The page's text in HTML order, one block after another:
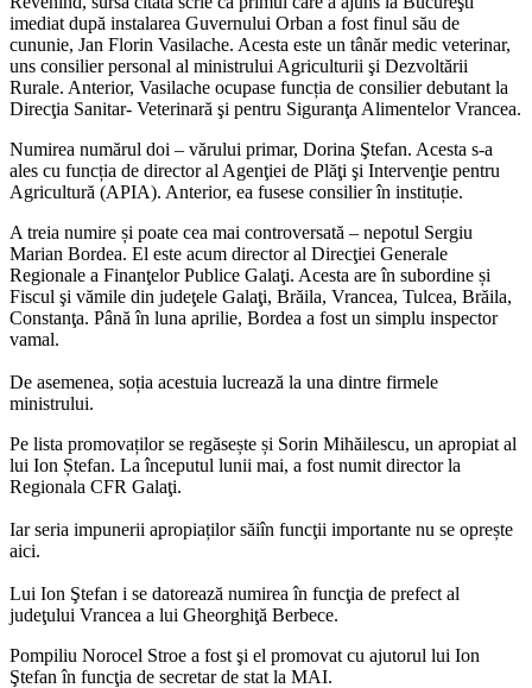
imediat după instalarea Guvernului Orban a fost finul său de
cununie, Jan Florin Vasilache. Acesta este un tânăr medic veterinar,
uns consilierpersonal al ministrului Agriculturii şi Dezvoltării
Rurale. Anterior, Vasilache ocupase funcția de consilier debutant la
Direcţia Sanitar- Veterinară şi pentru Siguranţa Alimentelor Vrancea.
Numirea numărul doi – vărului primar, Dorina Ştefan. Acesta s-a
ales cu funcția de director al Agenţiei de Plăţi şi Intervenţie pentru
Agricultură (APIA). Anterior, ea fusese consilier în instituție.
A treia numire și poate cea mai controversată – nepotul Sergiu
Marian Bordea. El este acum director al Direcţiei Generale
Regionale a Finanţelor Publice Galaţi. Acesta are în subordine și
Fiscul şi vămile din judeţele Galaţi, Brăila, Vrancea, Tulcea, Brăila,
Constanţa. Până în luna aprilie, Bordea a fost un simplu inspector
vamal.
De asemenea, soția acestuia lucrează la una dintre firmele
ministrului.
Pe lista promovaților se regăsește și Sorin Mihăilescu, un apropiat al
lui Ion Ștefan. La începutul lunii mai, a fost numit director la
Regionala CFR Galaţi.
Iar seria impunerii apropiaților săiîn funcţii importante nu se oprește
aici.
Lui Ion Ştefan i se datorează numirea în funcţia de prefect al
judeţului Vrancea a lui Gheorghiţă Berbece.
Pompiliu Norocel Stroe a fost şi el promovat cu ajutorul lui Ion
Ştefan în funcţia de secretar de stat la MAI.